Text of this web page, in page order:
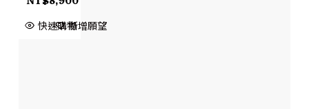
快速購物新增願望